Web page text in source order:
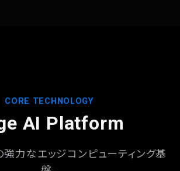
CORE TECHNOLOGY
AI Platform
強力なエッジコンピューティング基